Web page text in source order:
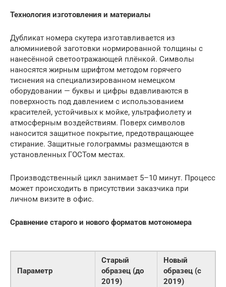
Технология изготовления и материалы
Дубликат номера скутера изготавливается из
алюминиевой заготовки нормированной толщины с
нанесённой светоотражающей плёнкой. Символы
наносятся жирным шрифтом методом горячего
тиснения на специализированном немецком
оборудовании — буквы и цифры вдавливаются в
поверхность под давлением с использованием
красителей, устойчивых к мойке, ультрафиолету и
атмосферным воздействиям. Поверх символов
наносится защитное покрытие, предотвращающее
стирание. Защитные голограммы размещаются в
установленных ГОСТом местах.
Производственный цикл занимает 5–10 минут. Процесс
может происходить в присутствии заказчика при
личном визите в офис.
Сравнение старого и нового форматов мотономера
Параметр
Старый
образец (до
2019)
Новый
образец (с
2019)